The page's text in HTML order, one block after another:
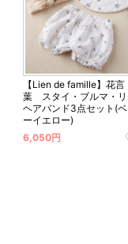
【Lien de famille】花言
葉 スタイ・ブルマ・
ヘアバンド3点セット(
ーイエロー)
6,050円